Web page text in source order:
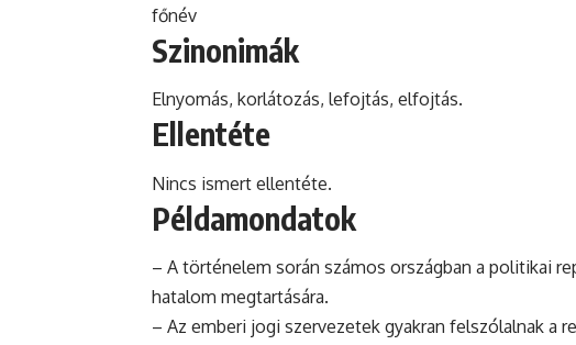
főnév
Szinonimák
Elnyomás, korlátozás, lefojtás, elfojtás.
Ellentéte
Nincs ismert ellentéte.
Példamondatok
– A történelem során számos országban a politikai
hatalom megtartására.
– Az emberi jogi szervezetek gyakran felszólalnak a